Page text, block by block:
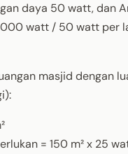
daya 50 watt, dan
watt / 50 watt per
masjid dengan
= 150 m² x 25